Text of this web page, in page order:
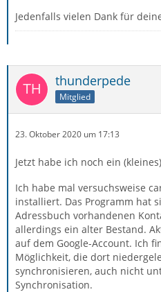
Jedenfalls vielen Dank für
thunderpede
Mitglied
23. Oktober 2020 um 17:13
Jetzt habe ich noch ein
Ich habe mal versuchsweise
installiert. Das Programm hat
Adressbuch vorhandenen
allerdings ein alter Bestand.
auf dem Google-Account. Ich
Möglichkeit, die dort
synchronisieren, auch nicht
Synchronisation.